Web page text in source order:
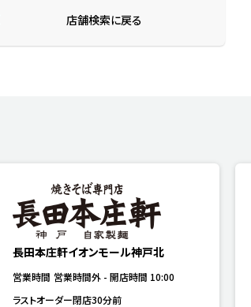
店舗検索に戻る
長田本庄軒イオンモール神戸北
営業時間 営業時間外- 開店時間 10:00
ラストオーダー閉店30分前